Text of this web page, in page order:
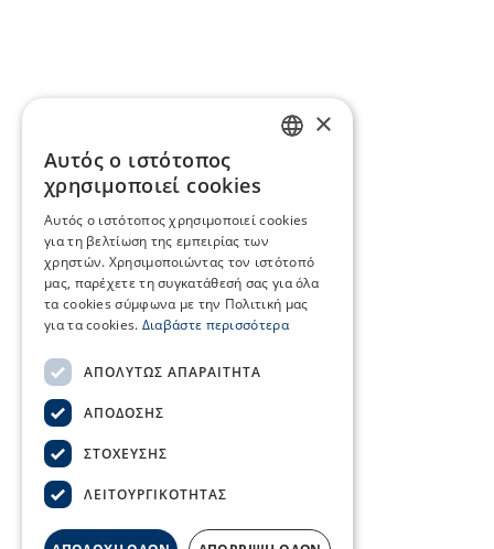
×
Αυτός ο ιστότοπος
χρησιμοποιεί cookies
Αυτός ο ιστότοπος χρησιμοποιεί cookies
για τη βελτίωση της εμπειρίας των
χρηστών. Χρησιμοποιώντας τον ιστότοπό
μας, παρέχετε τη συγκατάθεσή σας για όλα
τα cookies σύμφωνα με την Πολιτική μας
για τα cookies. Διαβάστε περισσότερα
ΑΠΟΛΎΤΩΣ ΑΠΑΡΑΊΤΗΤΑ
ΑΠΌΔΟΣΗΣ
ΣΤΌΧΕΥΣΗΣ
ΛΕΙΤΟΥΡΓΙΚΌΤΗΤΑΣ